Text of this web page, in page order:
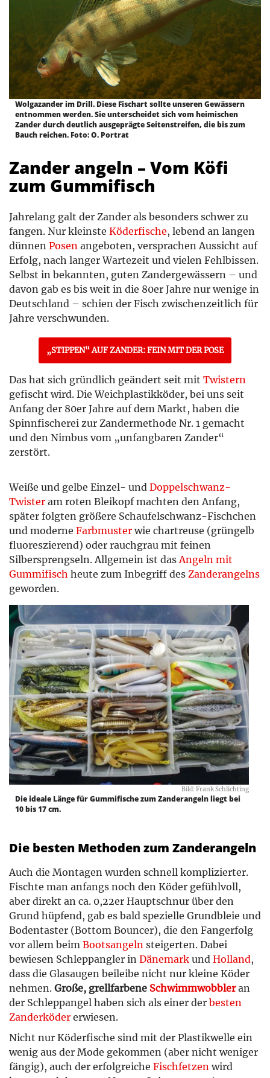
Wolgazander im Drill. Diese Fischart sollte unseren Gewässern
entnommen werden. Sie unterscheidet sich vom heimischen
Zander durch deutlich ausgeprägte Seitenstreifen, die bis zum
Bauch reichen. Foto: O. Portrat
Zander angeln – Vom Köfi
zum Gummifisch
Jahrelang galt der Zander als besonders schwer zu
fangen. Nur kleinste Köderfische, lebend an langen
dünnen Posen angeboten, versprachen Aussicht auf
Erfolg, nach langer Wartezeit und vielen Fehlbissen.
Selbst in bekannten, guten Zandergewässern – und
davon gab es bis weit in die 80er Jahre nur wenige in
Deutschland – schien der Fisch zwischenzeitlich für
Jahre verschwunden.
„STIPPEN“ AUF ZANDER: FEIN MIT DER POSE
Das hat sich gründlich geändert seit mit Twistern
gefischt wird. Die Weichplastikköder, bei uns seit
Anfang der 80er Jahre auf dem Markt, haben die
Spinnfischerei zur Zandermethode Nr. 1 gemacht
und den Nimbus vom „unfangbaren Zander“
zerstört.
Weiße und gelbe Einzel- und Doppelschwanz-
Twister am roten Bleikopf machten den Anfang,
später folgten größere Schaufelschwanz-Fischchen
und moderne Farbmuster wie chartreuse (grüngelb
fluoreszierend) oder rauchgrau mit feinen
Silbersprengseln. Allgemein ist das Angeln mit
Gummifisch heute zum Inbegriff des Zanderangelns
geworden.
Bild: Frank Schlichting
Die ideale Länge für Gummifische zum Zanderangeln liegt bei
10 bis 17 cm.
Die besten Methoden zum Zanderangeln
Auch die Montagen wurden schnell komplizierter.
Fischte man anfangs noch den Köder gefühlvoll,
aber direkt an ca. 0,22er Hauptschnur über den
Grund hüpfend, gab es bald spezielle Grundbleie und
Bodentaster (Bottom Bouncer), die den Fangerfolg
vor allem beim Bootsangeln steigerten. Dabei
bewiesen Schleppangler in Dänemark und Holland,
dass die Glasaugen beileibe nicht nur kleine Köder
nehmen. Große, grellfarbene Schwimmwobbleran
der Schleppangel haben sich als einer der besten
Zanderköder erwiesen.
Nicht nur Köderfische sind mit der Plastikwelle ein
wenig aus der Mode gekommen (aber nicht weniger
fängig), auch der erfolgreiche Fischfetzen wird